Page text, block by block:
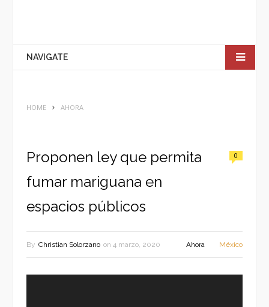
NAVIGATE
HOME AHORA
Proponen ley que permita
fumar mariguana en
espacios públicos
0
By Christian Solorzano on 4 marzo, 2020 Ahora México